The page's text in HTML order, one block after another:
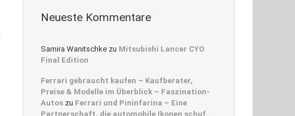
Neueste Kommentare
Samira Wanitschke zu Mitsubishi Lancer CYO
Final Edition
Ferrari gebraucht kaufen – Kaufberater,
Preise & Modelle im Überblick – Faszination-
Autos zu Ferrari und Pininfarina – Eine
Partnerschaft, die automobile Ikonen schuf